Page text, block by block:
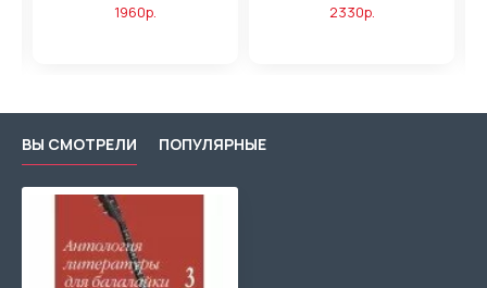
1960р. 2330р.
ВЫ СМОТРЕЛИ ПОПУЛЯРНЫЕ